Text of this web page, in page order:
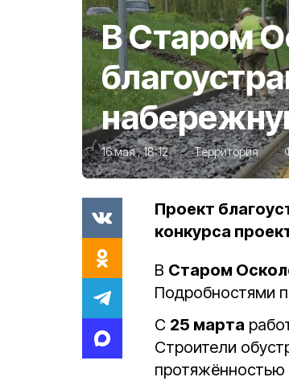
В Старом
16 мая , 18:12 Территория
Проект
конкурса
В Старом
Подробностями
С 25 марта
Строители
протяжённостью